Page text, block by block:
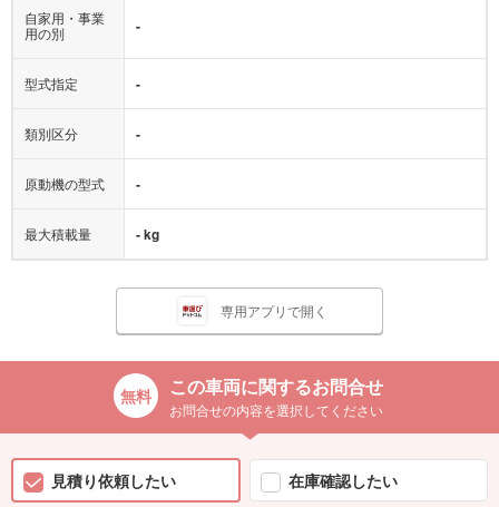
自家用・事業
用の別
-
型式指定 -
類別区分 -
原動機の型式 -
最大積載量 - kg
専用アプリで開く
この車両に関するお問合せ
お問合せの内容を選択してください
見積り依頼したい 在庫確認したい